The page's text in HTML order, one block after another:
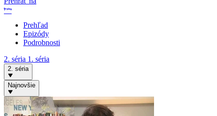
Prehľad
Epizódy
Podrobnosti
2. séria 1. séria
2. séria
Najnovšie